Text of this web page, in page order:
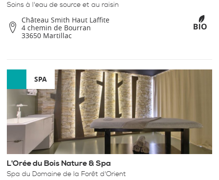
Soins à l'eau de source et au raisin
Château Smith Haut Laffite
4 chemin de Bourran
33650 Martillac
SPA
L'Orée du Bois Nature & Spa
Spa du Domaine de la Forêt d'Orient